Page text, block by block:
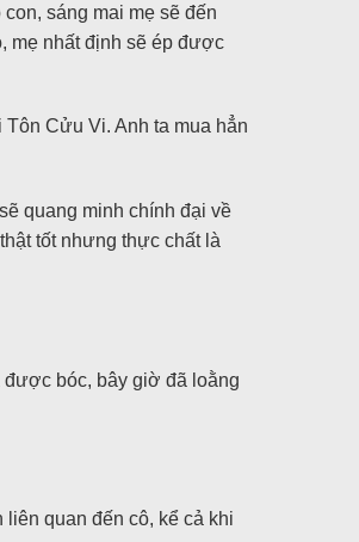
sáng mai mẹ sẽ đến
mẹ nhất định sẽ ép được
Cửu Vi. Anh ta mua hẳn
quang minh chính đại về
tốt nhưng thực chất là
được bóc, bây giờ đã loằng
quan đến cô, kể cả khi